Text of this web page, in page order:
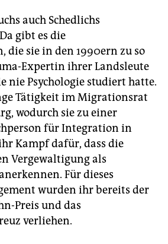
auch Schedlichs
gibt es die
die sie in den 1990ern zu so
Expertin ihrer Landsleute
nie Psychologie studiert hatte.
Tätigkeit im Migrationsrat
wodurch sie zu einer
für Integration in
Kampf dafür, dass die
Vergewaltigung als
Für dieses
wurden ihr bereits der
Preis und das
verliehen.